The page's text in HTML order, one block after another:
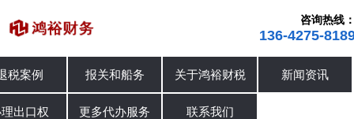
咨询热线
136-4275-
税案例
出口权
报关和船务
更多代办服务
关于鸿裕财税
联系我们
新闻资讯
进出口退税 退税案例 办理出口权